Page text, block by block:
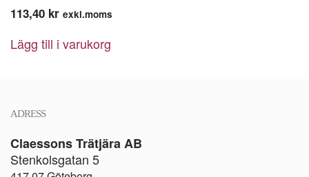
113,40 kr exkl.moms
Lägg till i varukorg
ADRESS
Claessons Trätjära AB
Stenkolsgatan 5